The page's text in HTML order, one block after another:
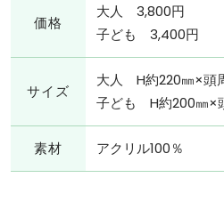
価格
大人 3,800円
子ども 3,400円
サイズ
大人 H約220㎜×頭
子ども H約200㎜×
素材 アクリル100％